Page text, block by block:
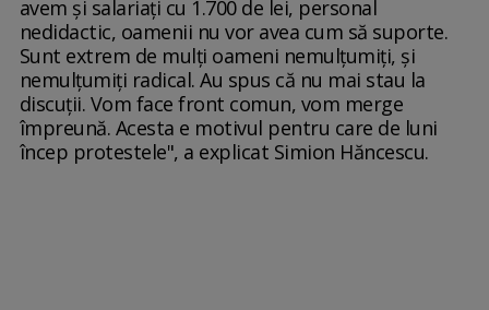
avem şi salariaţi cu 1.700 de lei, personal
nedidactic, oamenii nu vor avea cum să suporte.
Sunt extrem de mulţi oameni nemulţumiţi, şi
nemulţumiţi radical. Au spus că nu mai stau la
discuţii. Vom face front comun, vom merge
împreună. Acesta e motivul pentru care de luni
încep protestele", a explicat Simion Hăncescu.